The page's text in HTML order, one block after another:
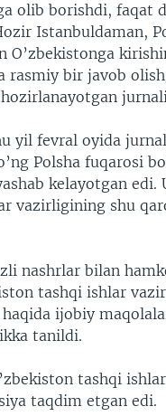
olib borishdi, faqat
Istanbuldaman,
O’zbekistonga
rasmiy bir javob
yil fevral oyida
Polsha fuqarosi
kelayotgan edi.
vazirligining shu
nashrlar bilan
tashqi ishlar
ijobiy
tanildi.
tashqi
taqdim etgan edi.